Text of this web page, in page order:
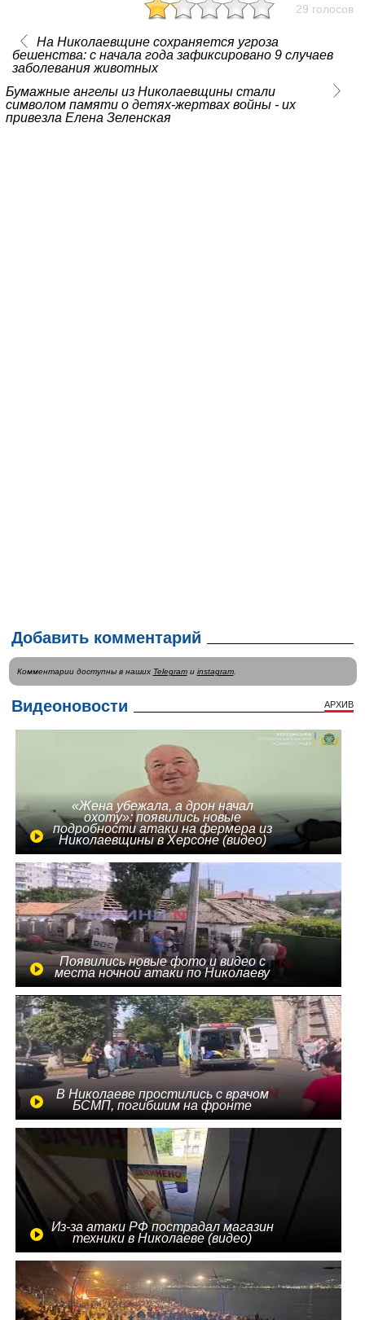
29 голосов
На Николаевщине сохраняется угроза
бешенства: с начала года зафиксировано 9 случаев
заболевания животных
Бумажные ангелы из Николаевщины стали
символом памяти о детях-жертвах войны - их
привезла Елена Зеленская
Добавить комментарий
Комментарии доступны в наших Telegramи instagram.
Видеоновости АРХИВ
«Жена убежала, а дрон начал
охоту»: появились новые
подробности атаки на фермера из
Николаевщины в Херсоне (видео)
Появились новые фото и видео с
места ночной атаки по Николаеву
В Николаеве простились с врачом
БСМП, погибшим на фронте
Из-за атаки РФ пострадал магазин
техники в Николаеве (видео)